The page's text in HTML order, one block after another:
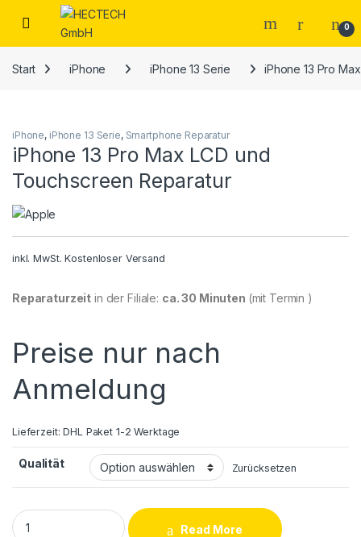
Open 0
Start iPhone iPhone 13 Serie iPhone 13 Pro
iPhone, iPhone 13 Serie, Smartphone Reparatur
iPhone 13 Pro Max LCD und
Touchscreen Reparatur
inkl. MwSt. Kostenloser Versand
Reparaturzeit in der Filiale: ca. 30 Minuten (mit Termin )
Preise nur nach
Anmeldung
Lieferzeit:DHL Paket 1-2 Werktage
Qualität Zurücksetzen
iPhone 13 Pro Max LCD und Touchscreen Reparatur quantity
Read More